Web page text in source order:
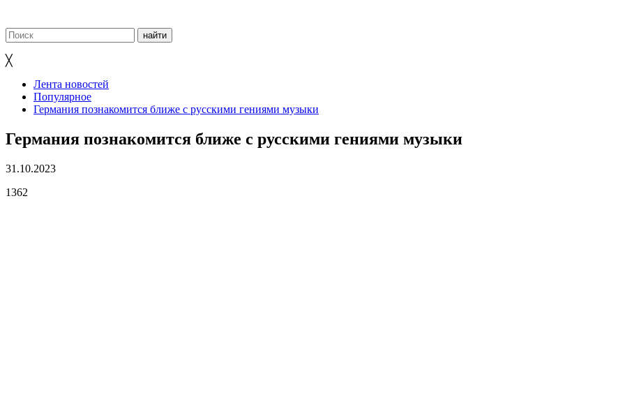
╳
Лента новостей
Популярное
Германия познакомится ближе с русскими гениями музыки
Германия познакомится ближе с русскими гениями музыки
31.10.2023
1362